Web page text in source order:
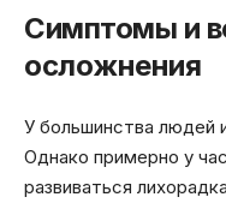
Симптомы и
осложнения
У большинства людей
Однако примерно у
развиваться